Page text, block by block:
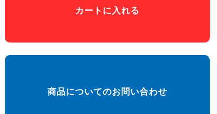
カートに入れる
商品についてのお問い合わせ